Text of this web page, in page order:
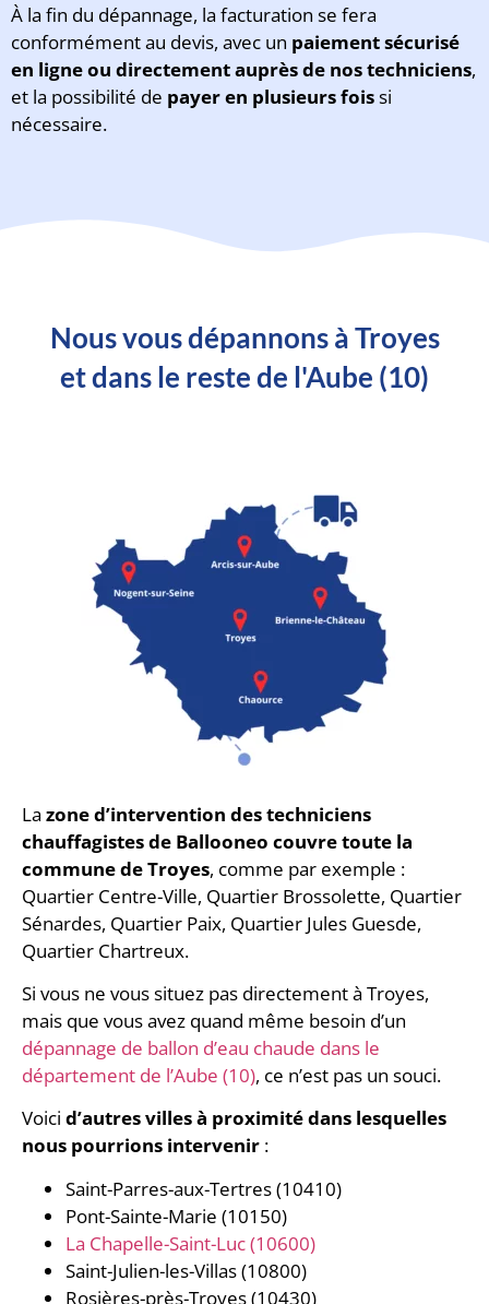
À la fin du dépannage, la facturation se fera
conformément au devis, avec un paiement sécurisé
en ligne ou directement auprès de nos techniciens,
et la possibilité de payer en plusieurs foissi
nécessaire.
Nous vous dépannons à Troyes
et dans le reste de l'Aube (10)
La zone d’intervention des techniciens
chauffagistes de Ballooneo couvre toute la
commune de Troyes, comme par exemple :
Quartier Centre-Ville, Quartier Brossolette, Quartier
Sénardes, Quartier Paix, Quartier Jules Guesde,
Quartier Chartreux.
Si vous ne vous situez pas directement à Troyes,
mais que vous avez quand même besoin d’un
dépannage de ballon d’eau chaude dans le
département de l’Aube (10), ce n’est pas un souci.
Voici d’autres villes à proximité dans lesquelles
nous pourrions intervenir :
Saint-Parres-aux-Tertres (10410)
Pont-Sainte-Marie (10150)
La Chapelle-Saint-Luc (10600)
Saint-Julien-les-Villas (10800)
Rosières-près-Troyes (10430)